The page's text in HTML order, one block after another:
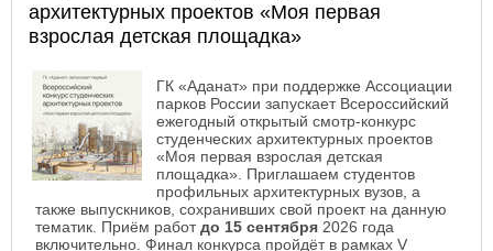
архитектурных проектов «Моя первая
взрослая детская площадка»
ГК «Аданат» при поддержке Ассоциации
парков России запускает Всероссийский
ежегодный открытый смотр-конкурс
студенческих архитектурных проектов
«Моя первая взрослая детская
площадка». Приглашаем студентов
профильных архитектурных вузов, а
также выпускников, сохранивших свой проект на данную
тематик. Приём работдо 15 сентября 2026 года
включительно. Финал конкурса пройдёт в рамках V